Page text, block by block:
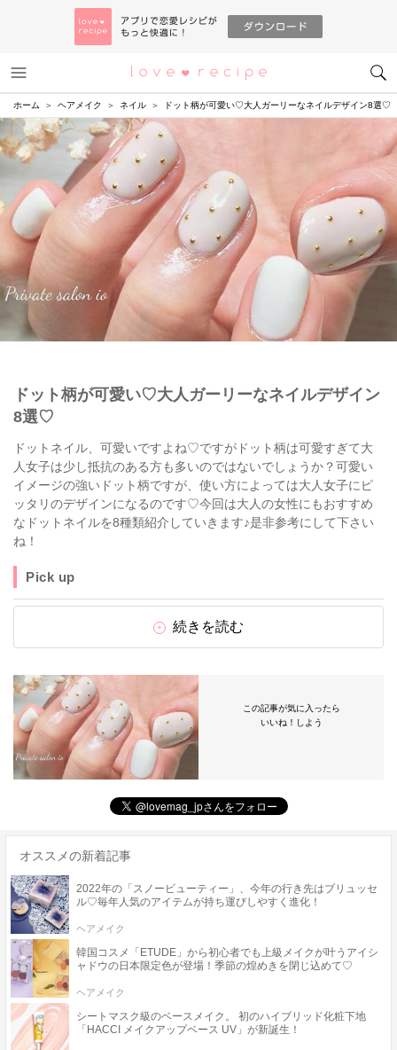
恋愛レシピ
ホーム ヘアメイク ネイル ドット柄が可愛い♡大人ガーリーなネイルデザイン8選♡
ドット柄が可愛い♡大人ガーリーなネイルデザイン
8選♡
ドットネイル、可愛いですよね♡ですがドット柄は可愛すぎて大
人女子は少し抵抗のある方も多いのではないでしょうか？可愛い
イメージの強いドット柄ですが、使い方によっては大人女子にピ
ッタリのデザインになるのです♡今回は大人の女性にもおすすめ
なドットネイルを8種類紹介していきます♪是非参考にして下さい
ね！
Pick up
続きを読む
この記事が気に入ったら
いいね！しよう
オススメの新着記事
2022年の「スノービューティー」、今年の行き先はブリュッセ
ル♡毎年人気のアイテムが持ち運びしやすく進化！
ヘアメイク
韓国コスメ「ETUDE」から初心者でも上級メイクが叶うアイシ
ャドウの日本限定色が登場！季節の煌めきを閉じ込めて♡
ヘアメイク
シートマスク級のベースメイク。 初のハイブリッド化粧下地
「HACCI メイクアップベース UV」が新誕生！